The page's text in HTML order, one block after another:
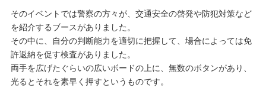
そのイベントでは警察の方々が、交通安全の啓発や防犯対策など
を紹介するブースがありました。
その中に、自分の判断能力を適切に把握して、場合によっては免
許返納を促す検査がありました。
両手を広げたぐらいの広いボードの上に、無数のボタンがあり、
光るとそれを素早く押すというものです。